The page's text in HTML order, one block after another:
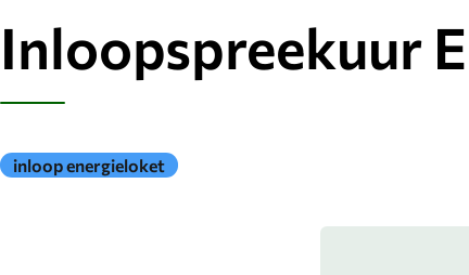
Inloopspreekuur
Gepubliceerd
onder
inloop energieloket